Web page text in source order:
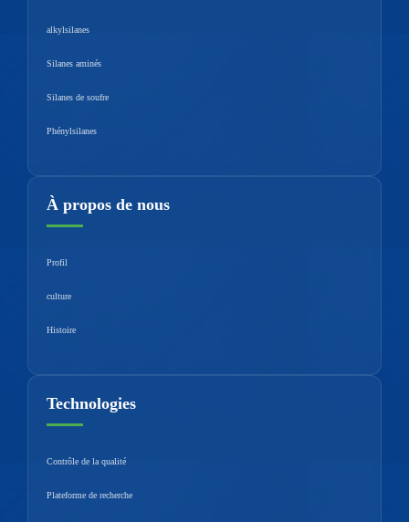
alkylsilanes
Silanes aminés
Silanes de soufre
Phénylsilanes
À propos de nous
Profil
culture
Histoire
Technologies
Contrôle de la qualité
Plateforme de recherche